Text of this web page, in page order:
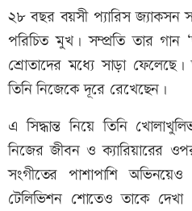
২৮ বছর বয়সী প্যারিস
পরিচিত মুখ। সম্প্রতি তার গান
শ্রোতাদের মধ্যে সাড়া
তিনি নিজেকে দূরে রেখেছেন।
এ সিদ্ধান্ত নিয়ে তিনি
নিজের জীবন ও ক্যারিয়ারের
সংগীতের পাশাপাশি
টেলিভিশন শোতেও তাকে দেখা